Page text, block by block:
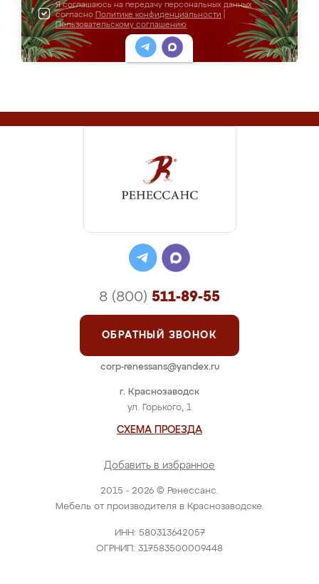
Я соглашаюсь на передачу персональных данных
согласно Политике конфиденциальности
Пользовательскому соглашению
2015 - 2026 © Ренессанс.
Мебель от производителя в Краснозаводске.
ИНН: 580313642057
ОГРНИП: 317583500009448
г. Краснозаводск
ул. Горького, 1
СХЕМА ПРОЕЗДА
Добавить в избранное
8 (800) 511-89-55
ОБРАТНЫЙ ЗВОНОК
corp-renessans@yandex.ru